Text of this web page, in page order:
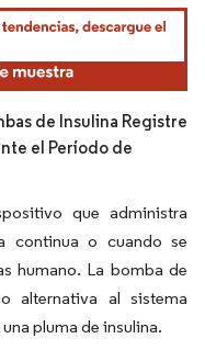
según CC BY 4.0.
de Insulina Registre
el Período de
que administra
continua o cuando se
humano. La bomba de
alternativa al sistema
pluma de insulina.